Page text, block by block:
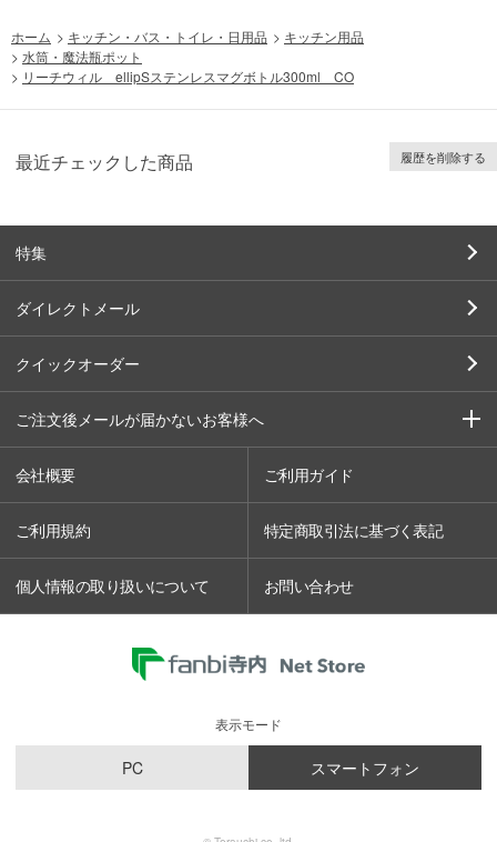
ホーム > キッチン・バス・トイレ・日用品 > キッチン用品
> 水筒・魔法瓶ポット
> リーチウィル ellipSステンレスマグボトル300ml CO
最近チェックした商品 履歴を削除する
特集
ダイレクトメール
クイックオーダー
ご注文後メールが届かないお客様へ
会社概要 ご利用ガイド
ご利用規約 特定商取引法に基づく表記
個人情報の取り扱いについて お問い合わせ
表示モード
PC スマートフォン